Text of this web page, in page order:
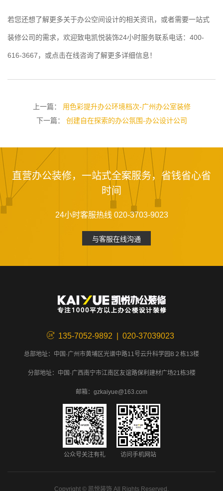
若您还想了解更多关于办公空间设计的相关资讯，或者需要一站式
装修公司的需求，欢迎致电凯悦装饰24小时服务联系电话：400-
616-3667，或点击在线咨询了解更多详细信息！
上一篇： 用色彩提升办公环境档次-广州办公室装修
下一篇： 创建自在探索的办公氛围-办公设计公司
直营办公装修，一站式全案服务，省钱省心省
时间
24小时客服热线 020-3703-9023
与客服在线沟通
135-7052-9892 | 020-37039023
总部地址：中国·广州市黄埔区光谱中路11号云升科学园B２栋13楼
分部地址：中国·广西南宁市江南区友谊路保利建材广场21栋3楼
邮箱：gzkaiyue@163.com
公众号关注有礼 访问手机网站
Copyright © 凯悦装饰 All Rights Reserved.